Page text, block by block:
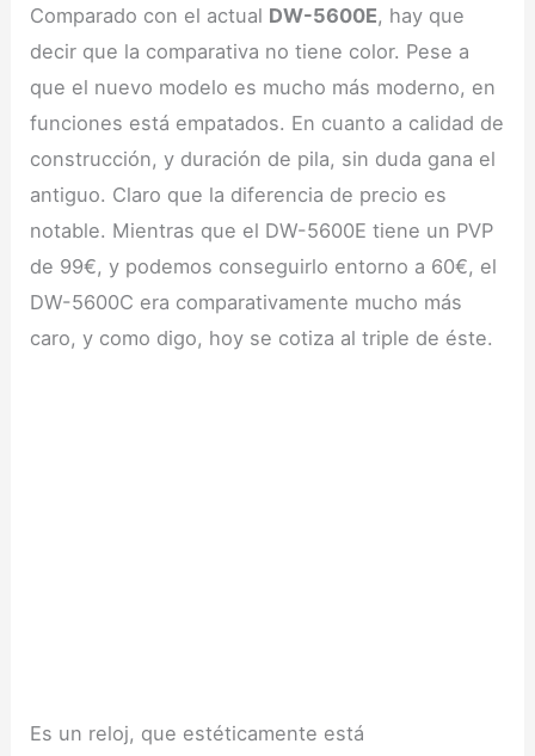
Comparado con el actual DW-5600E, hay que
decir que la comparativa no tiene color. Pese a
que el nuevo modelo es mucho más moderno, en
funciones está empatados. En cuanto a calidad de
construcción, y duración de pila, sin duda gana el
antiguo. Claro que la diferencia de precio es
notable. Mientras que el DW-5600E tiene un PVP
de 99€, y podemos conseguirlo entorno a 60€, el
DW-5600C era comparativamente mucho más
caro, y como digo, hoy se cotiza al triple de éste.
Es un reloj, que estéticamente está